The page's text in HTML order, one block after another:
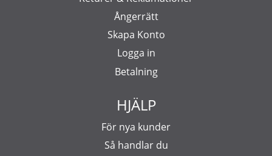
Ångerrätt
Skapa Konto
Logga in
Betalning
HJÄLP
För nya kunder
Så handlar du